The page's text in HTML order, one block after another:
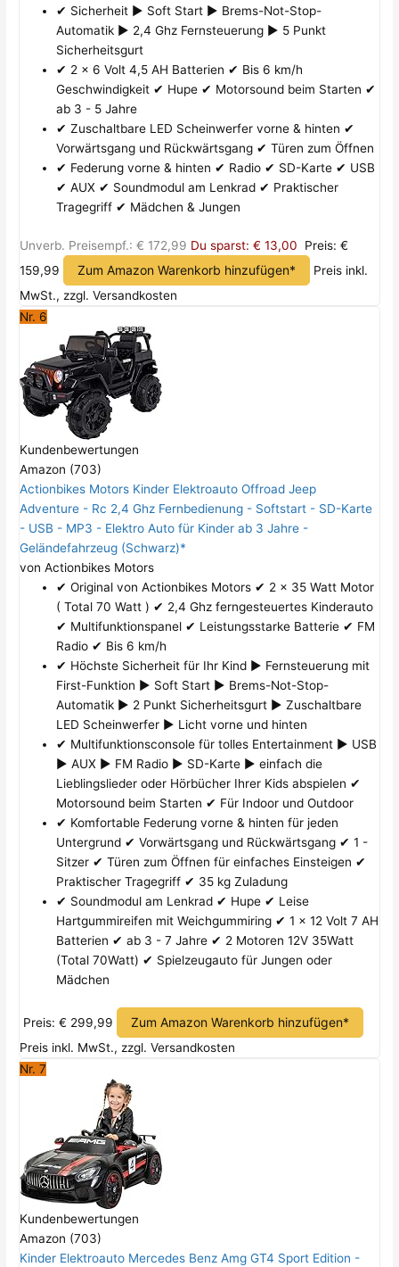
✔ Sicherheit ► Soft Start ► Brems-Not-Stop-
Automatik ► 2,4 Ghz Fernsteuerung ► 5 Punkt
Sicherheitsgurt
✔ 2 x 6 Volt 4,5 AH Batterien ✔ Bis 6 km/h
Geschwindigkeit ✔ Hupe ✔ Motorsound beim Starten ✔
ab 3 - 5 Jahre
✔ Zuschaltbare LED Scheinwerfer vorne & hinten ✔
Vorwärtsgang und Rückwärtsgang ✔ Türen zum Öffnen
✔ Federung vorne & hinten ✔ Radio ✔ SD-Karte ✔ USB
✔ AUX ✔ Soundmodul am Lenkrad ✔ Praktischer
Tragegriff ✔ Mädchen & Jungen
Unverb. Preisempf.: € 172,99 Du sparst: € 13,00
Preis: €
159,99
Zum Amazon Warenkorb hinzufügen*
Preis inkl.
MwSt., zzgl. Versandkosten
Nr. 6
Kundenbewertungen
Amazon (703)
Actionbikes Motors Kinder Elektroauto Offroad Jeep
Adventure - Rc 2,4 Ghz Fernbedienung - Softstart - SD-Karte
- USB - MP3 - Elektro Auto für Kinder ab 3 Jahre -
Geländefahrzeug (Schwarz)*
von Actionbikes Motors
✔ Original von Actionbikes Motors ✔ 2 x 35 Watt Motor
( Total 70 Watt ) ✔ 2,4 Ghz ferngesteuertes Kinderauto
✔ Multifunktionspanel ✔ Leistungsstarke Batterie ✔ FM
Radio ✔ Bis 6 km/h
✔ Höchste Sicherheit für Ihr Kind ► Fernsteuerung mit
First-Funktion ► Soft Start ► Brems-Not-Stop-
Automatik ► 2 Punkt Sicherheitsgurt ► Zuschaltbare
LED Scheinwerfer ► Licht vorne und hinten
✔ Multifunktionsconsole für tolles Entertainment ► USB
► AUX ► FM Radio ► SD-Karte ► einfach die
Lieblingslieder oder Hörbücher Ihrer Kids abspielen ✔
Motorsound beim Starten ✔ Für Indoor und Outdoor
✔ Komfortable Federung vorne & hinten für jeden
Untergrund ✔ Vorwärtsgang und Rückwärtsgang ✔ 1 -
Sitzer ✔ Türen zum Öffnen für einfaches Einsteigen ✔
Praktischer Tragegriff ✔ 35 kg Zuladung
✔ Soundmodul am Lenkrad ✔ Hupe ✔ Leise
Hartgummireifen mit Weichgummiring ✔ 1 x 12 Volt 7 AH
Batterien ✔ ab 3 - 7 Jahre ✔ 2 Motoren 12V 35Watt
(Total 70Watt) ✔ Spielzeugauto für Jungen oder
Mädchen
Preis: € 299,99 Zum Amazon Warenkorb hinzufügen*
Preis inkl. MwSt., zzgl. Versandkosten
Nr. 7
Kundenbewertungen
Amazon (703)
Kinder Elektroauto Mercedes Benz Amg GT4 Sport Edition -